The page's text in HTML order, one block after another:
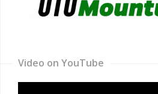
Video on YouTube